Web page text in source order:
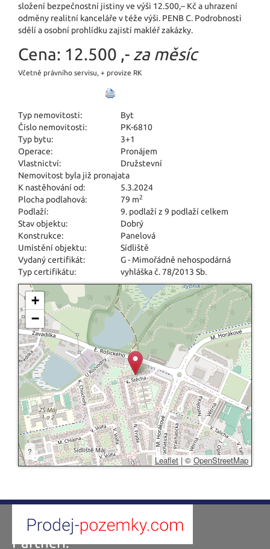
složení bezpečnostní jistiny ve výši 12.500,– Kč a uhrazení
odměny realitní kanceláře v téže výši. PENB C. Podrobnosti
sdělí a osobní prohlídku zajistí makléř zakázky.
Cena: 12.500 ,- za měsíc
Včetně právního servisu, + provize RK
Typ nemovitosti:
Byt
Číslo nemovitosti:
PK-6810
Typ bytu:
3+1
Operace:
Pronájem
Vlastnictví:
Družstevní
Nemovitost byla již pronajata
K nastěhování od:
5.3.2024
Plocha podlahová:
79 m2
Podlaží:
9. podlaží z 9 podlaží celkem
Stav objektu:
Dobrý
Konstrukce:
Panelová
Umístění objektu:
Sídliště
Vydaný certifikát:
G - Mimořádně nehospodárná
Typ certifikátu:
vyhláška č. 78/2013 Sb.
+
−
?
Leaflet | © OpenStreetMap
Partneři: